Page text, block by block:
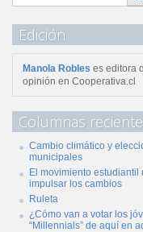
Edición
Manola Robles es editora
opinión en Cooperativa.cl
Columnas
Cambio climático y
municipales
El movimiento estudiantil
impulsar los cambios
Ruleta
¿Cómo van a votar los
“Millennials” de aquí en